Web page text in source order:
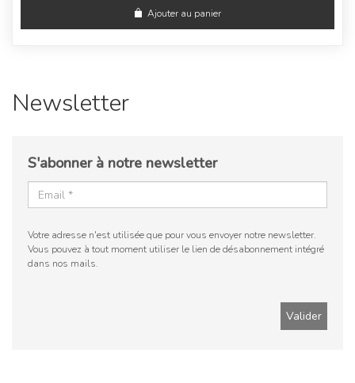
Ajouter au panier
Newsletter
S'abonner à notre newsletter
Votre adresse n'est utilisée que pour vous envoyer notre newsletter.
Vous pouvez à tout moment utiliser le lien de désabonnement intégré
dans nos mails.